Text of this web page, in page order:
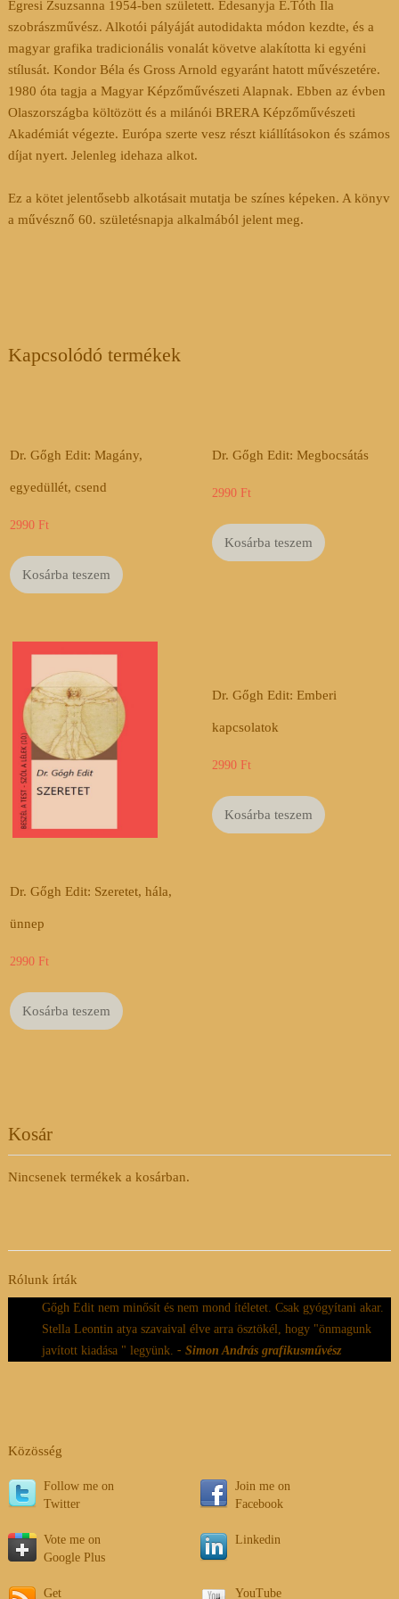
Egresi Zsuzsanna 1954-ben született. Édesanyja E.Tóth Ila
szobrászművész. Alkotói pályáját autodidakta módon kezdte, és a
magyar grafika tradicionális vonalát követve alakította ki egyéni
stílusát. Kondor Béla és Gross Arnold egyaránt hatott művészetére.
1980 óta tagja a Magyar Képzőművészeti Alapnak. Ebben az évben
Olaszországba költözött és a milánói BRERA Képzőművészeti
Akadémiát végezte. Európa szerte vesz részt kiállításokon és számos
díjat nyert. Jelenleg idehaza alkot.
Ez a kötet jelentősebb alkotásait mutatja be színes képeken. A könyv
a művésznő 60. születésnapja alkalmából jelent meg.
Kapcsolódó termékek
Dr. Gőgh Edit: Magány,
egyedüllét, csend
2990 Ft
Kosárba teszem
Dr. Gőgh Edit: Megbocsátás
2990 Ft
Kosárba teszem
Dr. Gőgh Edit: Szeretet, hála,
ünnep
2990 Ft
Kosárba teszem
Dr. Gőgh Edit: Emberi
kapcsolatok
2990 Ft
Kosárba teszem
Kosár
Nincsenek termékek a kosárban.
Rólunk írták
Gőgh Edit nem minősít és nem mond ítéletet. Csak gyógyítani akar.
Stella Leontin atya szavaival élve arra ösztökél, hogy "önmagunk
javított kiadása " legyünk. - Simon András grafikusművész
Közösség
Follow me on
Twitter
Join me on
Facebook
Vote me on
Google Plus
Linkedin
Get YouTube